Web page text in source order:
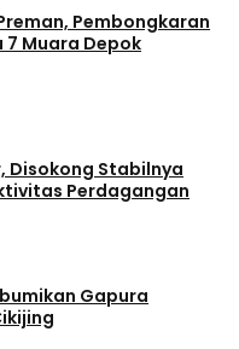
Pembongkaran
7 Muara Depok
Disokong Stabilnya
Perdagangan
Gapura